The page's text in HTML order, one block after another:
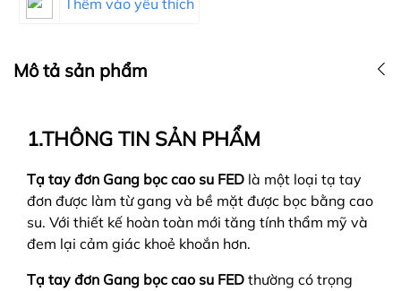
Thêm vào yêu thích
Mô tả sản phẩm
1.THÔNG TIN SẢN PHẨM
Tạ tay đơn Gang bọc cao su FED là một loại tạ tay
đơn được làm từ gang và bề mặt được bọc bằng cao
su. Với thiết kế hoàn toàn mới tăng tính thẩm mỹ và
đem lại cảm giác khoẻ khoắn hơn.
Tạ tay đơn Gang bọc cao su FED thường có trọng